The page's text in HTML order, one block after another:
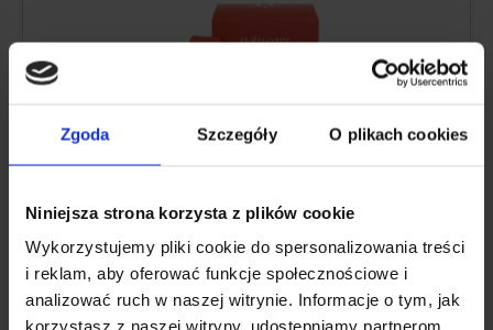
Zgoda Szczegóły O plikach cookies
Niniejsza strona korzysta z plików cookie
Wykorzystujemy pliki cookie do spersonalizowania treści
i reklam, aby oferować funkcje społecznościowe i
analizować ruch w naszej witrynie. Informacje o tym, jak
korzystasz z naszej witryny, udostępniamy partnerom
kollagén hidrolizátum
További hatóanyagok:
C-vitamin
, alacsony
molekulájú
hialuronsav (valamint L-teanin